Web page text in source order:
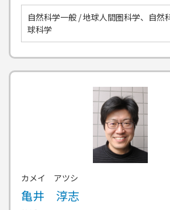
自然科学一般 / 地球人間圏科学、自然
球科学
カメイ アツシ
亀井 淳志